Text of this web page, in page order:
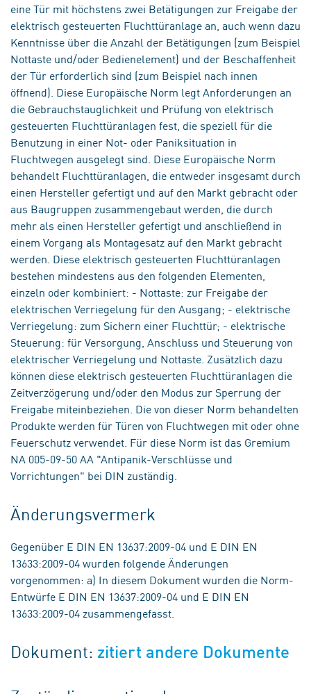
eine Tür mit höchstens zwei Betätigungen zur Freigabe der
elektrisch gesteuerten Fluchttüranlage an, auch wenn dazu
Kenntnisse über die Anzahl der Betätigungen (zum Beispiel
Nottaste und/oder Bedienelement) und der Beschaffenheit
der Tür erforderlich sind (zum Beispiel nach innen
öffnend). Diese Europäische Norm legt Anforderungen an
die Gebrauchstauglichkeit und Prüfung von elektrisch
gesteuerten Fluchttüranlagen fest, die speziell für die
Benutzung in einer Not- oder Paniksituation in
Fluchtwegen ausgelegt sind. Diese Europäische Norm
behandelt Fluchttüranlagen, die entweder insgesamt durch
einen Hersteller gefertigt und auf den Markt gebracht oder
aus Baugruppen zusammengebaut werden, die durch
mehr als einen Hersteller gefertigt und anschließend in
einem Vorgang als Montagesatz auf den Markt gebracht
werden. Diese elektrisch gesteuerten Fluchttüranlagen
bestehen mindestens aus den folgenden Elementen,
einzeln oder kombiniert: - Nottaste: zur Freigabe der
elektrischen Verriegelung für den Ausgang; - elektrische
Verriegelung: zum Sichern einer Fluchttür; - elektrische
Steuerung: für Versorgung, Anschluss und Steuerung von
elektrischer Verriegelung und Nottaste. Zusätzlich dazu
können diese elektrisch gesteuerten Fluchttüranlagen die
Zeitverzögerung und/oder den Modus zur Sperrung der
Freigabe miteinbeziehen. Die von dieser Norm behandelten
Produkte werden für Türen von Fluchtwegen mit oder ohne
Feuerschutz verwendet. Für diese Norm ist das Gremium
NA 005-09-50 AA "Antipanik-Verschlüsse und
Vorrichtungen" bei DIN zuständig.
Änderungsvermerk
Gegenüber E DIN EN 13637:2009-04 und E DIN EN
13633:2009-04 wurden folgende Änderungen
vorgenommen: a) In diesem Dokument wurden die Norm-
Entwürfe E DIN EN 13637:2009-04 und E DIN EN
13633:2009-04 zusammengefasst.
Dokument: zitiert andere Dokumente